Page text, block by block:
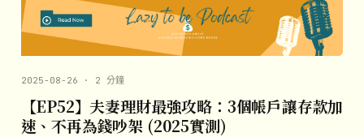
2025-08-26 · 2 分鐘
【EP52】夫妻理財最強攻略：3個帳戶讓存款加
速、不再為錢吵架 (2025實測)